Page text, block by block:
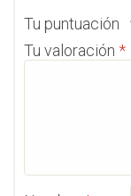
Tu puntuación
Tu valoración *